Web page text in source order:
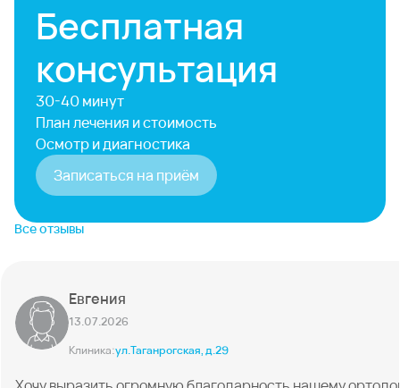
Бесплатная
консультация
30-40 минут
План лечения и стоимость
Осмотр и диагностика
Записаться на приём
Все отзывы
Евгения
13.07.2026
Клиника:ул.Таганрогская, д.29